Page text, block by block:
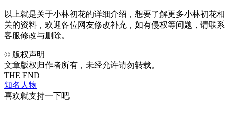
以上就是关于小林初花的详细介绍，想要了解更多小林初花相
关的资料，欢迎各位网友修改补充，如有侵权等问题，请联系
客服修改与删除。
© 版权声明
文章版权归作者所有，未经允许请勿转载。
THE END
知名人物
喜欢就支持一下吧